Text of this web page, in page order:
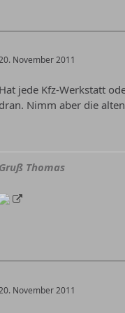
November 2011
Hat jede Kfz-Werkstatt
dran. Nimm aber die
Gruß Thomas
November 2011